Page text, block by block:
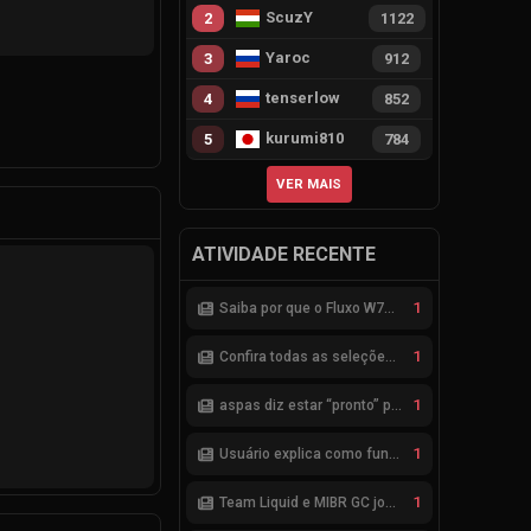
2 ScuzY 1122
3 Yaroc 912
4 tenserlow 852
5 kurumi810 784
VER MAIS
ATIVIDADE RECENTE
Saiba por que o Fluxo W7M não avançou na parceria com a Riot 1
Confira todas as seleções de VALORANT para a ENC 2026 1
aspas diz estar “pronto” para seleção brasileira de VALORANT 1
Usuário explica como funciona esquema de bets no VALORANT 1
Team Liquid e MIBR GC jogarão a Fase de Acesso do VCB 2026 1